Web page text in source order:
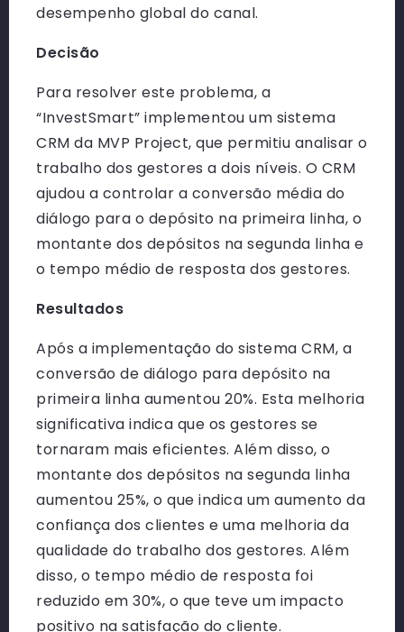
desempenho global do canal.
Decisão
Para resolver este problema, a
“InvestSmart” implementou um sistema
CRM da MVP Project, que permitiu analisar o
trabalho dos gestores a dois níveis. O CRM
ajudou a controlar a conversão média do
diálogo para o depósito na primeira linha, o
montante dos depósitos na segunda linha e
o tempo médio de resposta dos gestores.
Resultados
Após a implementação do sistema CRM, a
conversão de diálogo para depósito na
primeira linha aumentou 20%. Esta melhoria
significativa indica que os gestores se
tornaram mais eficientes. Além disso, o
montante dos depósitos na segunda linha
aumentou 25%, o que indica um aumento da
confiança dos clientes e uma melhoria da
qualidade do trabalho dos gestores. Além
disso, o tempo médio de resposta foi
reduzido em 30%, o que teve um impacto
positivo na satisfação do cliente.